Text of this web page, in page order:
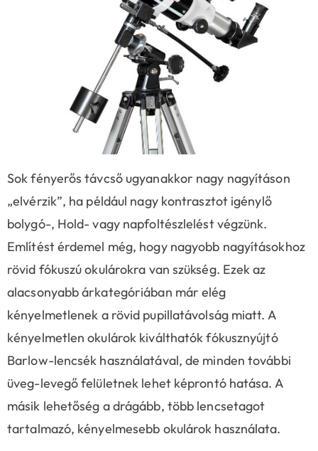
Sok fényerős távcső ugyanakkor nagy nagyításon
„elvérzik”, ha például nagy kontrasztot igénylő
bolygó-, Hold- vagy napfoltészlelést végzünk.
Említést érdemel még, hogy nagyobb nagyításokhoz
rövid fókuszú okulárokra van szükség. Ezek az
alacsonyabb árkategóriában már elég
kényelmetlenek a rövid pupillatávolság miatt. A
kényelmetlen okulárok kiválthatók fókusznyújtó
Barlow-lencsék használatával, de minden további
üveg-levegő felületnek lehet képrontó hatása. A
másik lehetőség a drágább, több lencsetagot
tartalmazó, kényelmesebb okulárok használata.